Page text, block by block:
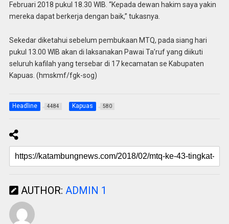
Februari 2018 pukul 18.30 WIB. “Kepada dewan hakim saya yakin
mereka dapat berkerja dengan baik,” tukasnya.
Sekedar diketahui sebelum pembukaan MTQ, pada siang hari
pukul 13.00 WIB akan di laksanakan Pawai Ta’ruf yang diikuti
seluruh kafilah yang tersebar di 17 kecamatan se Kabupaten
Kapuas. (hmskmf/fgk-sog)
Headline 4484 Kapuas 580
AUTHOR: ADMIN 1